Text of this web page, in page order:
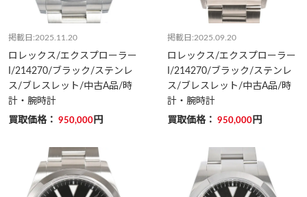
掲載日:2025.11.20
ロレックス/エクスプローラー
I/214270/ブラック/ステンレ
ス/ブレスレット/中古A品/時
計・腕時計
買取価格： 950,000 円
掲載日:2025.09.20
ロレックス/エクスプローラー
I/214270/ブラック/ステンレ
ス/ブレスレット/中古A品/時
計・腕時計
買取価格： 950,000 円